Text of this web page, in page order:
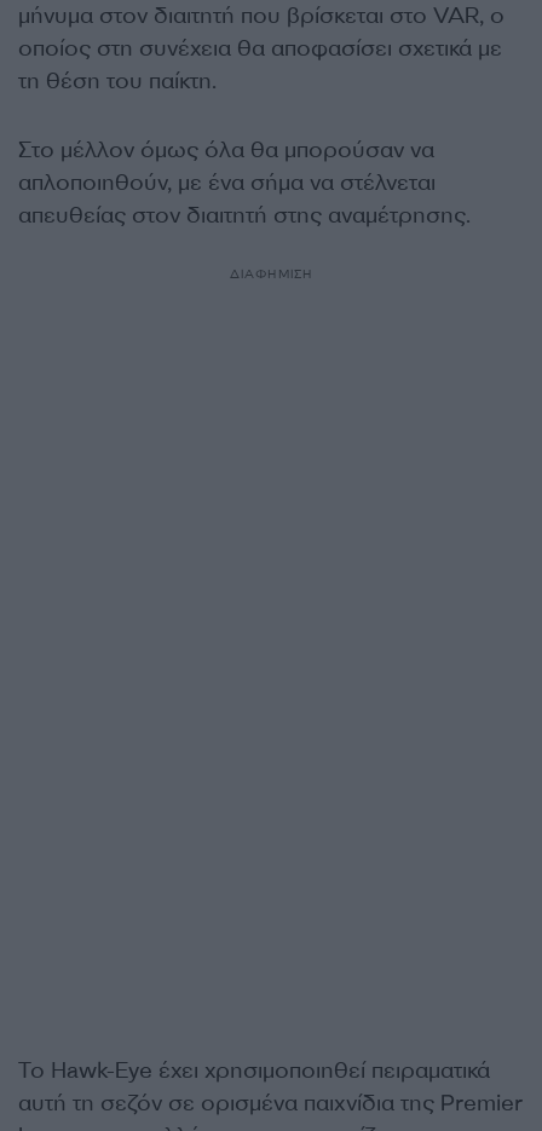
μήνυμα στον διαιτητή που βρίσκεται στο VAR, ο
οποίος στη συνέχεια θα αποφασίσει σχετικά με
τη θέση του παίκτη.
Στο μέλλον όμως όλα θα μπορούσαν να
απλοποιηθούν, με ένα σήμα να στέλνεται
απευθείας στον διαιτητή στης αναμέτρησης.
ΔΙΑΦΗΜΙΣΗ
Το Hawk-Eye έχει χρησιμοποιηθεί πειραματικά
αυτή τη σεζόν σε ορισμένα παιχνίδια της Premier